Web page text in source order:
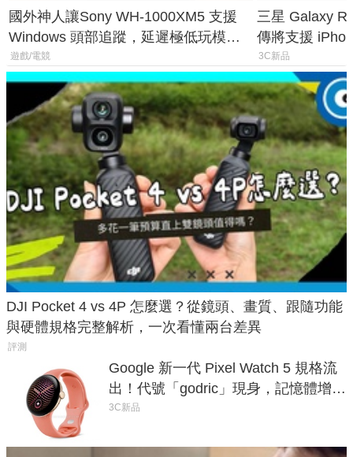
國外神人讓Sony WH-1000XM5 支援
Windows 頭部追蹤，延遲極低玩模擬
飛行超有感
遊戲/電競
三星 Galaxy
傳將支援
慧家電連動功
3C新品
DJI Pocket 4 vs 4P 怎麼選？從鏡頭、畫質、跟隨功能
與硬體規格完整解析，一次看懂兩台差異
評測
Google 新一代 Pixel Watch 5 規格流
出！代號「godric」現身，記憶體增強
鎖定 AI 應用
3C新品